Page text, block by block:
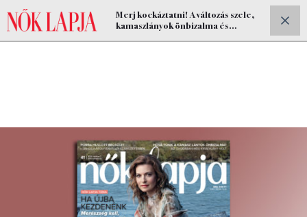
ELŐFIZETEK
Merj kockáztatni! A változás szele,
kamaszlányok önbizalma és